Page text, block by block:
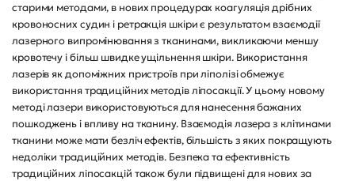
старими методами, в нових процедурах коагуляція дрібних
кровоносних судин і ретракція шкіри є результатом взаємодії
лазерного випромінювання з тканинами, викликаючи меншу
кровотечу і більш швидке ущільнення шкіри. Використання
лазерів як допоміжних пристроїв при ліполізі обмежує
використання традиційних методів ліпосакції. У цьому новому
методі лазери використовуються для нанесення бажаних
пошкоджень і впливу на тканину. Взаємодія лазера з клітинами
тканини може мати безліч ефектів, більшість з яких покращують
недоліки традиційних методів. Безпека та ефективність
традиційних ліпосакцій також були підвищені для нових за